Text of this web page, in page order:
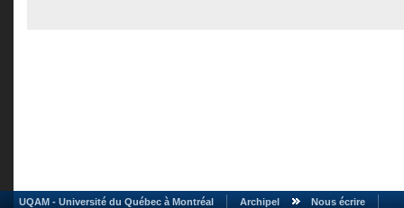
UQAM - Université du Québec à Montréal Archipel Nous écrire